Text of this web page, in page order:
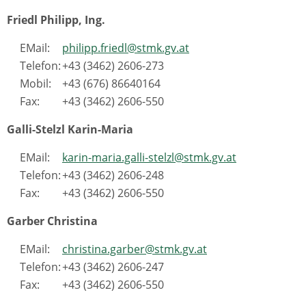
Friedl Philipp, Ing.
EMail:
philipp.friedl@stmk.gv.at
Telefon:+43 (3462) 2606-273
Mobil:
+43 (676) 86640164
Fax:
+43 (3462) 2606-550
Galli-Stelzl Karin-Maria
EMail:
karin-maria.galli-stelzl@stmk.gv.at
Telefon:+43 (3462) 2606-248
Fax:
+43 (3462) 2606-550
Garber Christina
EMail:
christina.garber@stmk.gv.at
Telefon:+43 (3462) 2606-247
Fax:
+43 (3462) 2606-550